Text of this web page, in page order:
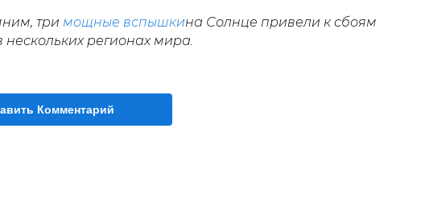
три мощные вспышкина Солнце привели к сбоям
нескольких регионах мира.
Комментарий